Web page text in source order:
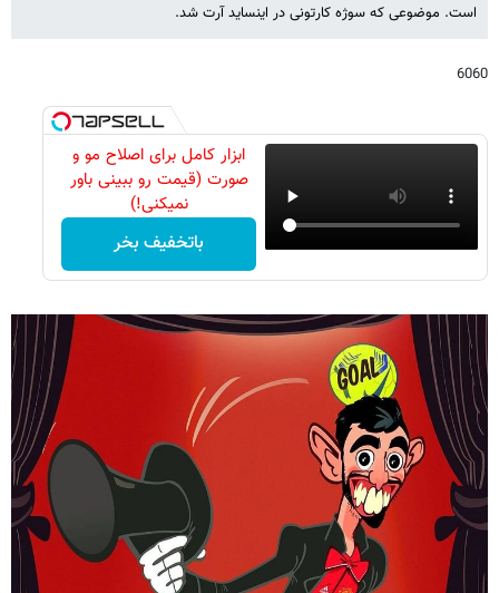
است. موضوعی که سوژه کارتونی در اینساید آرت شد.
6060
ابزار کامل برای اصلاح مو و
صورت (قیمت رو ببینی باور
نمیکنی!)
باتخفیف بخر